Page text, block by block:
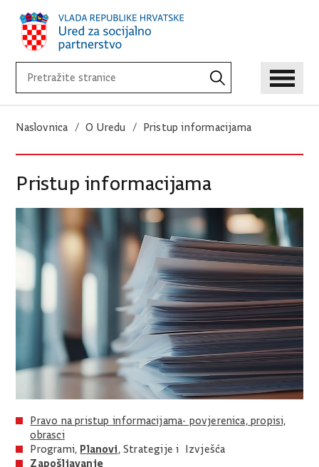
Naslovnica O Uredu Pristup informacijama
Pristup informacijama
Pravo na pristup informacijama- povjerenica, propisi,
obrasci
Programi, Planovi, Strategije i Izvješća
Zapošljavanje